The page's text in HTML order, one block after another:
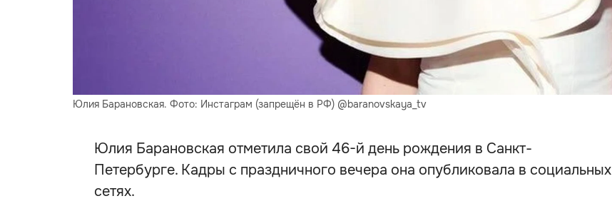
Юлия Барановская. Фото: Инстаграм (запрещён в РФ) @baranovskaya_tv
Юлия Барановская отметила свой 46-й день рождения в Санкт-
Петербурге. Кадры с праздничного вечера она опубликовала в социальных
сетях.